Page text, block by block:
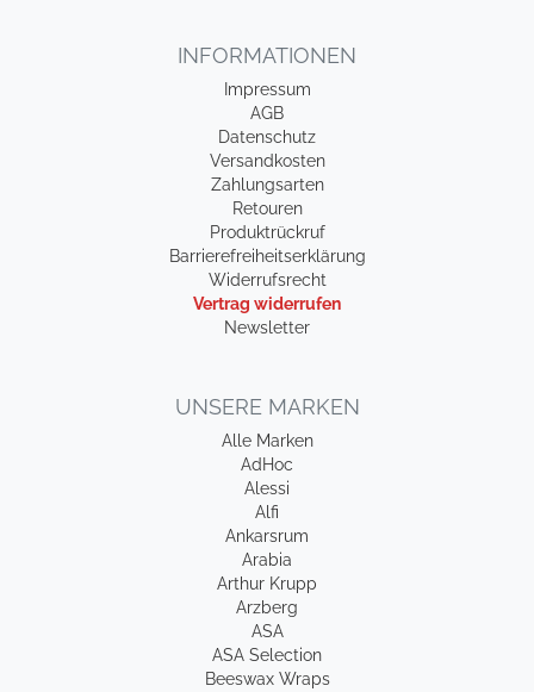
INFORMATIONEN
Impressum
AGB
Datenschutz
Versandkosten
Zahlungsarten
Retouren
Produktrückruf
Barrierefreiheitserklärung
Widerrufsrecht
Vertrag widerrufen
Newsletter
UNSERE MARKEN
Alle Marken
AdHoc
Alessi
Alfi
Ankarsrum
Arabia
Arthur Krupp
Arzberg
ASA
ASA Selection
Beeswax Wraps